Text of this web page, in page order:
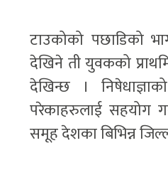
टाउकोको पछाडिको
देखिने ती युवकको
देखिन्छ ।
परेकाहरुलाई सहयोग
समूह देशका बिभिन्न